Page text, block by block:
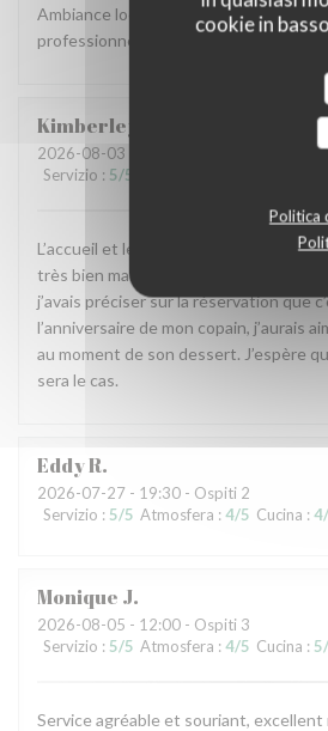
cookie in
Politica
Ambiance locale et raffinée, accueil
professionnel, carte originale et mets
Kimberley
2026-08-03
Servizio : 5/5
L’accueil et le service chaleureux et
très bien manger, seul petit bémol
j’avais préciser sur la réservation que
l’anniversaire de mon copain, j’aurais
au moment de son dessert. J’espère
sera le cas.
EddyR
2026-07-27 - 19:30 - Ospiti 2
Servizio : 5/5 Atmosfera : 4/5 Cucina : 4
Monique J
2026-08-05 - 12:00 - Ospiti 3
Servizio : 5/5 Atmosfera : 4/5 Cucina : 5
Service agréable et souriant, excellent